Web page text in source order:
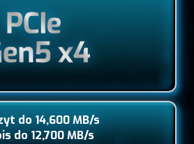
do 14,600 MB/s
do 12,700 MB/s